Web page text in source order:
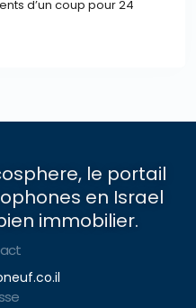
d’un coup pour 24
le portail
en Israel
immobilier.